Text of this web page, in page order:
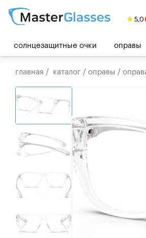
солнцезащитные очки оправы
главная / каталог /оправы /